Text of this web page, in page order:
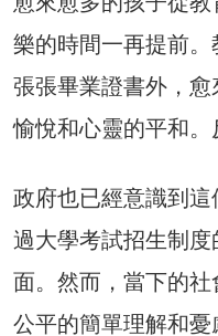
樂的時間一再提前
張張畢業證書外，
愉悅和心靈的平和。
政府也已經意識到
過大學考試招生制
面。然而，當下的
公平的簡單理解和